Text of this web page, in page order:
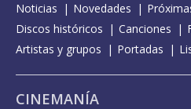
Noticias Novedades
Discos históricos
Canciones
Artistas y grupos
Portadas
CINEMANÍA